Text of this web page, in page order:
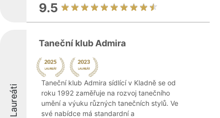
9.5
Laureáti
Taneční klub Admira
Taneční klub Admira sídlící v Kladně se od
roku 1992 zaměřuje na rozvoj tanečního
umění a výuku různých tanečních stylů. Ve
své nabídce má standardní a